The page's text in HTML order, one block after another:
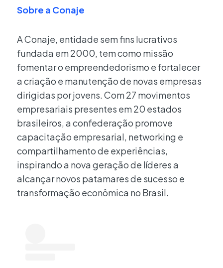
Sobre a Conaje
A Conaje, entidade sem fins lucrativos
fundada em 2000, tem como missão
fomentar o empreendedorismo e fortalecer
a criação e manutenção de novas empresas
dirigidas por jovens. Com 27 movimentos
empresariais presentes em 20 estados
brasileiros, a confederação promove
capacitação empresarial, networking e
compartilhamento de experiências,
inspirando a nova geração de líderes a
alcançar novos patamares de sucesso e
transformação econômica no Brasil.